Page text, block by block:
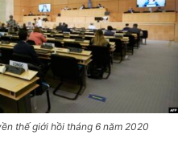
thế giới hồi tháng 6 năm 2020